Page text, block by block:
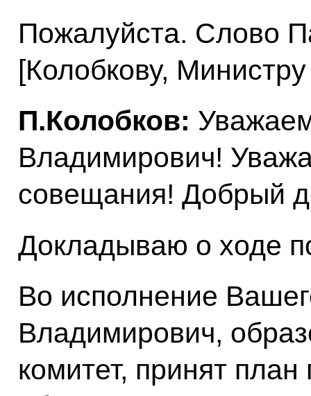
Пожалуйста. Слово
[Колобкову,
П.Колобков:
Владимирович!
совещания! Добрый
Докладываю о ходе
Во исполнение
Владимирович,
комитет, принят план